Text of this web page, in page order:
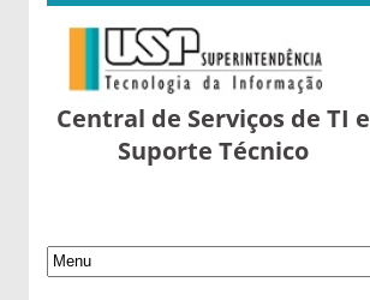
Central de Serviços de TI e
Suporte Técnico